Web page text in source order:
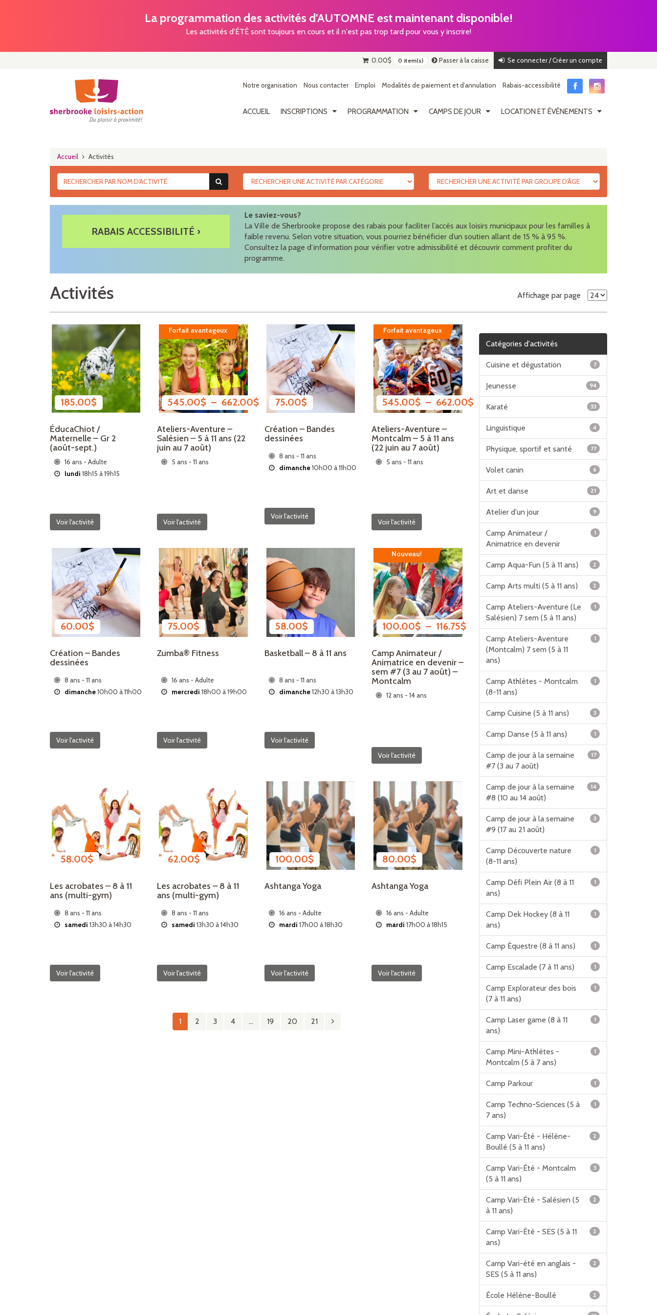
La programmation des activités d'AUTOMNE est maintenant disponible!
Les activités d'ÉTÉ sont toujours en cours et il n'est pas trop tard pour vous y inscrire!
Se connecter / Créer un compte
Passer à la caisse
0.00$ 0 item(s)
Notre organisation Nous contacter Emploi Modalités de paiement et d’annulation Rabais-accessibilité
ACCUEIL INSCRIPTIONS PROGRAMMATION CAMPS DE JOUR LOCATION ET ÉVÉNEMENTS
Accueil Activités
RABAIS ACCESSIBILITÉ ›
Le saviez-vous?
La Ville de Sherbrooke propose des rabais pour faciliter l’accès aux loisirs municipaux pour les familles à
faible revenu. Selon votre situation, vous pourriez bénéficier d’un soutien allant de 15 % à 95 %.
Consultez la page d’information pour vérifier votre admissibilité et découvrir comment profiter du
programme.
Activités Affichage par page
185.00$
ÉducaChiot /
Maternelle – Gr 2
(août-sept.)
16 ans - Adulte
lundi 18h15 à 19h15
Voir l'activité
Forfait avantageux
545.00$ – 662.00$ Plage de prix : 545.00$ à 662.00$
Ateliers-Aventure –
Salésien – 5 à 11 ans (22
juin au 7 août)
5 ans - 11 ans
Voir l'activité
75.00$
Création – Bandes
dessinées
8 ans - 11 ans
dimanche10h00 à 11h00
Voir l'activité
Forfait avantageux
545.00$ – 662.00$ Plage de prix : 545.00$ à 662.00$
Ateliers-Aventure –
Montcalm – 5 à 11 ans
(22 juin au 7 août)
5 ans - 11 ans
Voir l'activité
60.00$
Création – Bandes
dessinées
8 ans - 11 ans
dimanche10h00 à 11h00
Voir l'activité
75.00$
Zumba® Fitness
16 ans - Adulte
mercredi 18h00 à 19h00
Voir l'activité
58.00$
Basketball – 8 à 11 ans
8 ans - 11 ans
dimanche12h30 à 13h30
Voir l'activité
Nouveau!
100.00$ – 116.75$ Plage de prix : 100.00$ à 116.75$
Camp Animateur /
Animatrice en devenir –
sem #7 (3 au 7 août) –
Montcalm
12 ans - 14 ans
Voir l'activité
58.00$
Les acrobates – 8 à 11
ans (multi-gym)
8 ans - 11 ans
samedi 13h30 à 14h30
Voir l'activité
62.00$
Les acrobates – 8 à 11
ans (multi-gym)
8 ans - 11 ans
samedi 13h30 à 14h30
Voir l'activité
100.00$
Ashtanga Yoga
16 ans - Adulte
mardi 17h00 à 18h30
Voir l'activité
80.00$
Ashtanga Yoga
16 ans - Adulte
mardi 17h00 à 18h15
Voir l'activité
1 2 3 4 … 19 20 21
Catégories d'activités
Cuisine et dégustation 7
Jeunesse 94
Karaté 33
Linguistique 4
Physique, sportif et santé 77
Volet canin 6
Art et danse 21
Atelier d'un jour 9
Camp Animateur /
Animatrice en devenir
1
Camp Aqua-Fun (5 à 11 ans) 2
Camp Arts multi (5 à 11 ans) 2
Camp Ateliers-Aventure (Le
Salésien) 7 sem (5 à 11 ans)
1
Camp Ateliers-Aventure
(Montcalm) 7 sem (5 à 11
ans)
1
Camp Athlètes - Montcalm
(8-11 ans)
1
Camp Cuisine (5 à 11 ans) 3
Camp Danse (5 à 11 ans) 1
Camp de jour à la semaine
#7 (3 au 7 août)
17
Camp de jour à la semaine
#8 (10 au 14 août)
14
Camp de jour à la semaine
#9 (17 au 21 août)
3
Camp Découverte nature
(8-11 ans)
1
Camp Défi Plein Air (8 à 11
ans)
1
Camp Dek Hockey (8 à 11
ans)
1
Camp Équestre (8 à 11 ans) 1
Camp Escalade (7 à 11 ans) 1
Camp Explorateur des bois
(7 à 11 ans)
1
Camp Laser game (8 à 11
ans)
1
Camp Mini-Athlètes -
Montcalm (5 à 7 ans)
1
Camp Parkour 1
Camp Techno-Sciences (5 à
7 ans)
1
Camp Vari-Été - Hélène-
Boullé (5 à 11 ans)
2
Camp Vari-Été - Montcalm
(5 à 11 ans)
3
Camp Vari-Été - Salésien (5
à 11 ans)
2
Camp Vari-Été - SES (5 à 11
ans)
2
Camp Vari-été en anglais -
SES (5 à 11 ans)
2
École Hélène-Boullé 2